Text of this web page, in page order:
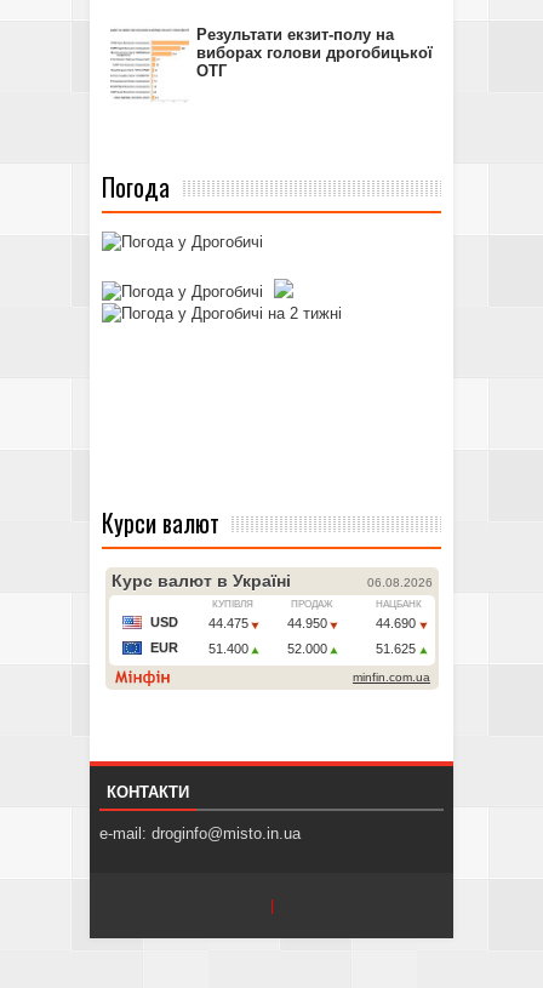
Результати екзит-полу на
виборах голови дрогобицької
ОТГ
Погода
Курси валют
КОНТАКТИ
e-mail: droginfo@misto.in.ua